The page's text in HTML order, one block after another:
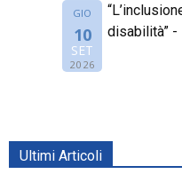
GIO
10
SET
2026
disabilità” -
Ultimi Articoli